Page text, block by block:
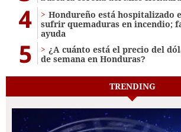
4
Hondureño está hospitalizado
sufrir quemaduras en incendio;
ayuda
5
¿A cuánto está el precio del
de semana en Honduras?
TRENDING